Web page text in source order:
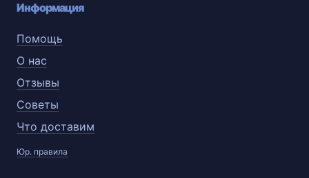
Информация
Помощь
О нас
Отзывы
Советы
Что доставим
Юр. правила